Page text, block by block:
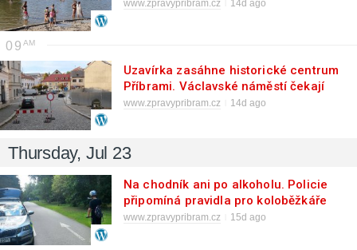
www.zpravypribram.cz 14d ago
09
Uzavírka zasáhne historické centrum
Příbrami. Václavské náměstí čekají
výkopové práce
www.zpravypribram.cz 14d ago
Thursday, Jul 23
Na chodník ani po alkoholu. Policie
připomíná pravidla pro koloběžkáře
www.zpravypribram.cz 15d ago